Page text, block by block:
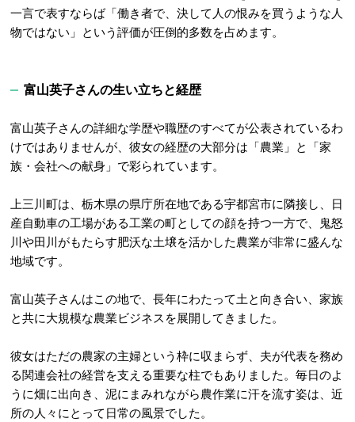
一言で表すならば「働き者で、決して人の恨みを買うような人
物ではない」という評価が圧倒的多数を占めます。
富山英子さんの生い立ちと経歴
富山英子さんの詳細な学歴や職歴のすべてが公表されているわ
けではありませんが、彼女の経歴の大部分は「農業」と「家
族・会社への献身」で彩られています。
上三川町は、栃木県の県庁所在地である宇都宮市に隣接し、日
産自動車の工場がある工業の町としての顔を持つ一方で、鬼怒
川や田川がもたらす肥沃な土壌を活かした農業が非常に盛んな
地域です。
富山英子さんはこの地で、長年にわたって土と向き合い、家族
と共に大規模な農業ビジネスを展開してきました。
彼女はただの農家の主婦という枠に収まらず、夫が代表を務め
る関連会社の経営を支える重要な柱でもありました 。毎日のよ
うに畑に出向き、泥にまみれながら農作業に汗を流す姿は、近
所の人々にとって日常の風景でした。